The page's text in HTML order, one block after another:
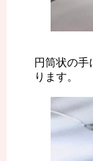
円筒状の手
ります。